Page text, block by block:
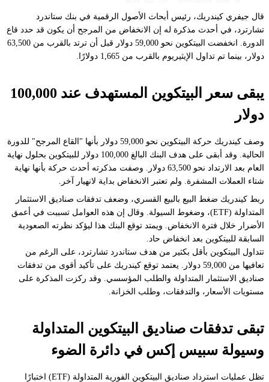
قال جيفري كيندريك، رئيس أبحاث الأصول الرقمية في بنك ستاندرد
تشارترد، في أحدث مذكرة له إن الانخفاض من المرجح أن يكون قد حدد قاع
الدورة. انخفضت البيتكوين نحو 59,000 دولار قبل أن ترتد بالقرب من 63,500
دولار، بينما تم تداول الإيثيريوم بالقرب من 1,665 دولارًا.
يبقى سعر البيتكوين المستهدف عند 100,000
دولار
وصف كيندريك حركة البيتكوين نحو 59,000 دولار بأنها "القاع المرجح" للدورة
الحالية. وقد أبقى على هدف البنك البالغ 100,000 دولار للبيتكوين بحلول نهاية
العام بعد الارتداد نحو 63,500 دولار. وصفت مذكرته أحدث حركة بأنها نهاية
شتاء العملات المشفرة. ولم تعتبر الانخفاض بداية لانهيار آخر.
ربط كيندريك ضغط البيع بالبيع القسري، وضعف تدفقات صناديق الاستثمار
المتداولة (ETF)، وضغوط السيولة. وقال إن هذه العوامل تسببت في أعمق
الأضرار خلال فترة الانخفاض. ويمتد توقع البنك هذا ليؤكد نظرته الصعودية
السابقة للبيتكوين بعد انخفاض حاد.
تتداول البيتكوين بأقل بكثير من هدف ستاندرد تشارترد، على الرغم من
تعافيها من 59,000 دولار. يعتمد توقع كيندريك على تأكيد أقوى من تدفقات
صناديق الاستثمار المتداولة والطلب المؤسسي. وقد ركزت المذكرة على
مستويات الأسعار، والتدفقات، وطلب الخزانة.
تبقى تدفقات صناديق البيتكوين المتداولة
وسيولة سبيس إكس في دائرة الضوء
تظل عمليات استرداد صناديق البيتكوين الفورية المتداولة (ETF) اختبارًا